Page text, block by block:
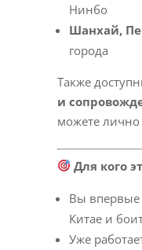
Нинбо
Шанхай,
города
Также
и
можете
Для кого
Вы впервые
Китае и
Уже